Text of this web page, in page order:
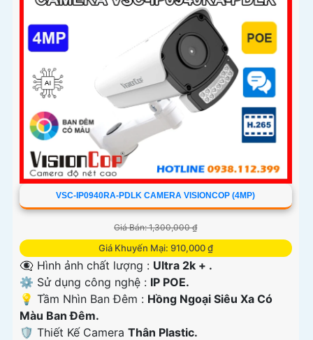
VSC-IP0940RA-PDLK CAMERA VISIONCOP (4MP)
Giá Bán: 1,300,000 ₫
Giá Khuyến Mại: 910,000 ₫
👁️‍🗨 Hình ảnh chất lượng : Ultra 2k + .
⚙ Sử dụng công nghệ : IP POE.
💡 Tầm Nhìn Ban Đêm : Hồng Ngoại Siêu Xa Có
Màu Ban Ðêm.
🛡 Thiết Kế Camera Thân Plastic.